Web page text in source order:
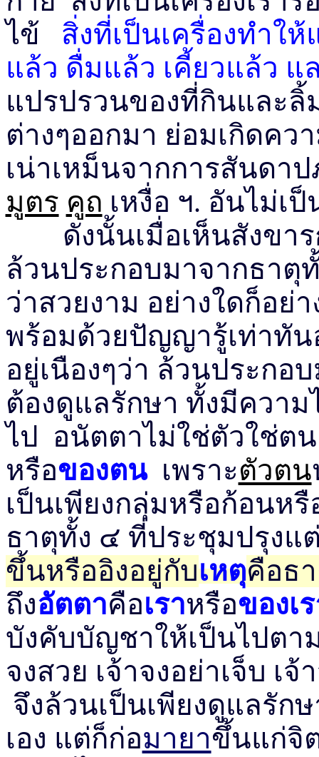
ไข้ สิ่งที่เป็นเครื่องทำใ
แล้ว ดื่มแล้ว เคี้ยวแล้ว
แปรปรวนของที่กินและลิ้
ต่างๆออกมา ย่อมเกิดคว
เน่าเหม็นจากการสันดาป
มูตร คูถ เหงื่อ ฯ. อันไม่เ
ดังนั้นเมื่อเห็นสังขาร
ล้วนประกอบมาจากธา
ว่าสวยงาม อย่างใดก็อย่
พร้อมด้วยปัญญารู้เท่าทั
อยู่เนืองๆว่า ล้วนประก
ต้องดูแลรักษา ทั้งมีควา
ไป อนัตตาไม่ใช่ตัวใช่ตน
หรือของตนเพราะตัวตน
เป็นเพียงกลุ่มหรือก้อนห
ธาตุทั้ง ๔ ที่ประชุมปรุง
ขึ้นหรืออิงอยู่กับเหตุคือธ
ถึงอัตตาคือเราหรือของเ
บังคับบัญชาให้เป็นไปตา
จงสวย เจ้าจงอย่าเจ็บ เ
จึงล้วนเป็นเพียงดูแลรัก
เอง แต่ก็ก่อมายาขึ้นแก่จิ